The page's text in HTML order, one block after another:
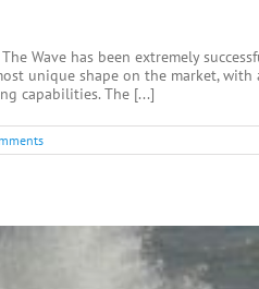
Wave has been extremely
unique shape on the market,
capabilities. The [...]